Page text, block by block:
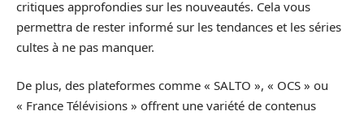
critiques approfondies sur les nouveautés. Cela vous
permettra de rester informé sur les tendances et les séries
cultes à ne pas manquer.
De plus, des plateformes comme « SALTO », « OCS » ou
« France Télévisions » offrent une variété de contenus